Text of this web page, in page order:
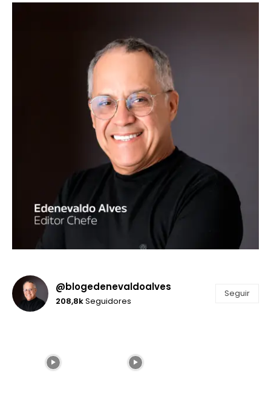
@blogedenevaldoalves
208,8kSeguidores
Seguir